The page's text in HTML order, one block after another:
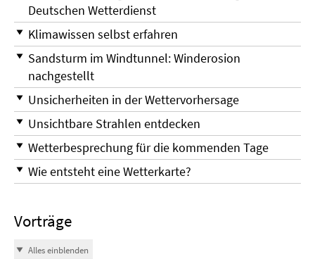
Deutschen Wetterdienst
Klimawissen selbst erfahren
Sandsturm im Windtunnel: Winderosion
nachgestellt
Unsicherheiten in der Wettervorhersage
Unsichtbare Strahlen entdecken
Wetterbesprechung für die kommenden Tage
Wie entsteht eine Wetterkarte?
Vorträge
Alles einblenden